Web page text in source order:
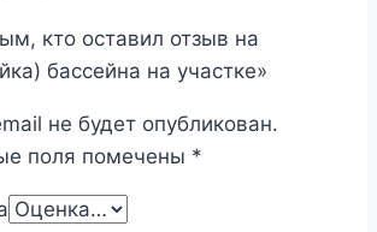
кто оставил отзыв на
бассейна на участке»
не будет опубликован.
поля помечены *